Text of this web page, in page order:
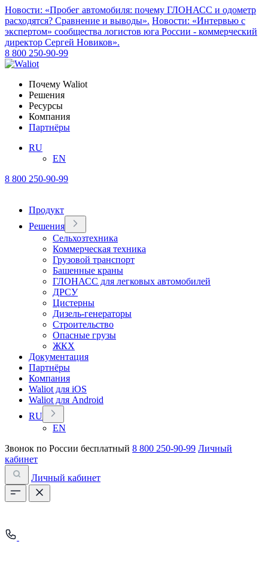
Новости: «Пробег автомобиля: почему ГЛОНАСС и одометр
расходятся? Сравнение и выводы». Новости: «Интервью с
экспертом» сообщества логистов юга России - коммерческий
директор Сергей Новиков».
8 800 250-90-99
Почему Waliot
Решения
Ресурсы
Компания
Партнёры
RU
EN
8 800 250-90-99
Продукт
Решения
Сельхозтехника
Коммерческая техника
Грузовой транспорт
Башенные краны
ГЛОНАСС для легковых автомобилей
ДРСУ
Цистерны
Дизель-генераторы
Строительство
Опасные грузы
ЖКХ
Документация
Партнёры
Компания
Waliot для iOS
Waliot для Android
RU
EN
Звонок по России бесплатный 8 800 250-90-99 Личный
кабинет
Личный кабинет